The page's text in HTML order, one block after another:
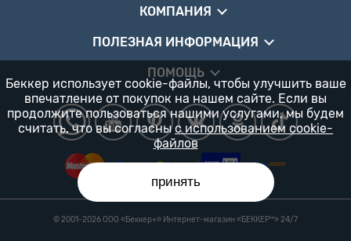
КОМПАНИЯ
ПОЛЕЗНАЯ ИНФОРМАЦИЯ
ПОМОЩЬ
© 2001-2026 ООО «Беккер+» Интернет-магазин «БЕККЕР™️» 24/7
Беккер использует cookie-файлы, чтобы улучшить ваше
впечатление от покупок на нашем сайте. Если вы
продолжите пользоваться нашими услугами, мы будем
считать, что вы согласны с использованием cookie-
файлов
принять